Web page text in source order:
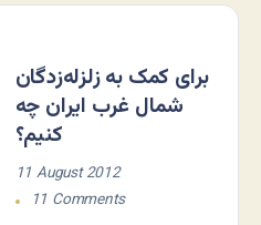
برای کمک به زلزله‌زدگان
شمال غرب ایران چه
کنیم؟
11 August 2012
11 Comments